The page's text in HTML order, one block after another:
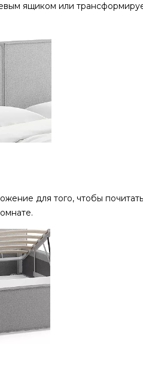
ящиком или
для того, чтобы